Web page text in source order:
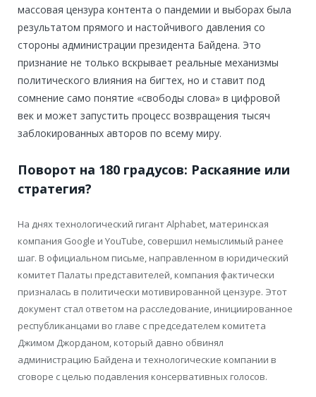
массовая цензура контента о пандемии и выборах была
результатом прямого и настойчивого давления со
стороны администрации президента Байдена. Это
признание не только вскрывает реальные механизмы
политического влияния на бигтех, но и ставит под
сомнение само понятие «свободы слова» в цифровой
век и может запустить процесс возвращения тысяч
заблокированных авторов по всему миру.
Поворот на 180 градусов: Раскаяние или
стратегия?
На днях технологический гигант Alphabet, материнская
компания Google и YouTube, совершил немыслимый ранее
шаг. В официальном письме, направленном в юридический
комитет Палаты представителей, компания фактически
призналась в политически мотивированной цензуре. Этот
документ стал ответом на расследование, инициированное
республиканцами во главе с председателем комитета
Джимом Джорданом, который давно обвинял
администрацию Байдена и технологические компании в
сговоре с целью подавления консервативных голосов.